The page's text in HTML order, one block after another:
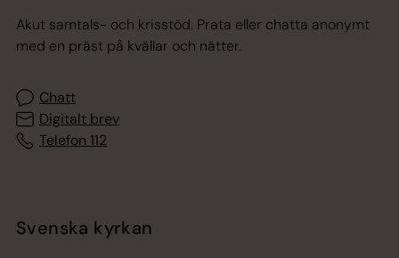
Akut samtals- och krisstöd. Prata eller chatta anonymt
med en präst på kvällar och nätter.
Chatt
Digitalt brev
Telefon 112
Svenska kyrkan